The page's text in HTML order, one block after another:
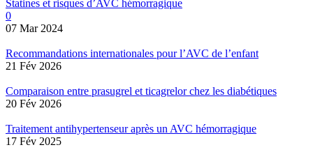
Statines et risques d’AVC hémorragique
0
07 Mar 2024
Recommandations internationales pour l’AVC de l’enfant
21 Fév 2026
Comparaison entre prasugrel et ticagrelor chez les diabétiques
20 Fév 2026
Traitement antihypertenseur après un AVC hémorragique
17 Fév 2025